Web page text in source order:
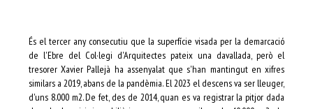
És el tercer any consecutiu que la superfície visada per la demarcació
de l'Ebre del Col·legi d'Arquitectes pateix una davallada, però el
tresorer Xavier Pallejà ha assenyalat que s'han mantingut en xifres
similars a 2019, abans de la pandèmia. El 2023 el descens va ser lleuger,
d'uns 8.000 m2. De fet, des de 2014, quan es va registrar la pitjor dada